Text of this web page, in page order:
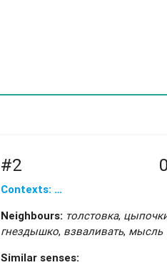
#2
Contexts: …
Neighbours: толстовка,
гнездышко, взваливать, мысль
Similar senses: